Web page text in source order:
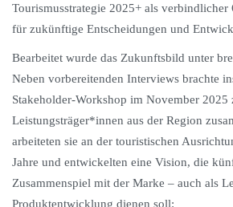
Tourismusstrategie 2025+ als verbindlicher
für zukünftige Entscheidungen und
Bearbeitet wurde das Zukunftsbild unter
Neben vorbereitenden Interviews brachte
Stakeholder-Workshop im November 2025
Leistungsträger*innen aus der Region
arbeiteten sie an der touristischen
Jahre und entwickelten eine Vision, die
Zusammenspiel mit der Marke – auch als
Produktentwicklung dienen soll: